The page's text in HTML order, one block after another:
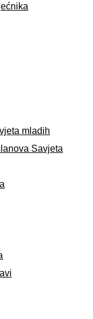
mladih
Savjeta